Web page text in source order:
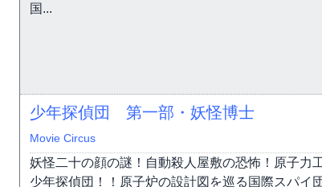
国...
少年探偵団 第一部・妖怪博士
Movie Circus
妖怪二十の顔の謎！自動殺人屋敷の恐怖！原子力
少年探偵団！！原子炉の設計図を巡る国際スパイ